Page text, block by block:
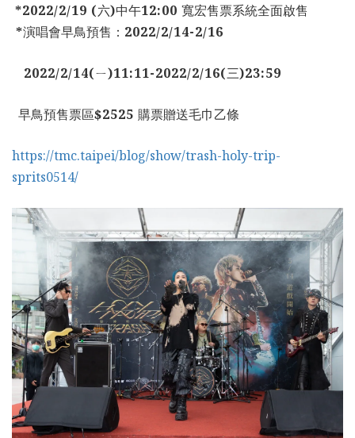
*2022/2/19 (六)中午12:00 寬宏售票系統全面啟售
*演唱會早鳥預售： 2022/2/14-2/16
2022/2/14(ㄧ)11:11-2022/2/16(三)23:59
早鳥預售票區$2525 購票贈送毛巾乙條
https://tmc.taipei/blog/show/trash-holy-trip-
sprits0514/